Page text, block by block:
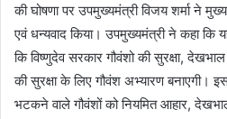
की घोषणा पर उपमुख्यमंत्री विजय शर्मा ने
एवं धन्यवाद किया। उपमुख्यमंत्री ने कहा कि
कि विष्णुदेव सरकार गौवंशो की सुरक्षा,
की सुरक्षा के लिए गौवंश अभ्यारण बनाएगी।
भटकने वाले गौवंशों को नियमित आहार,